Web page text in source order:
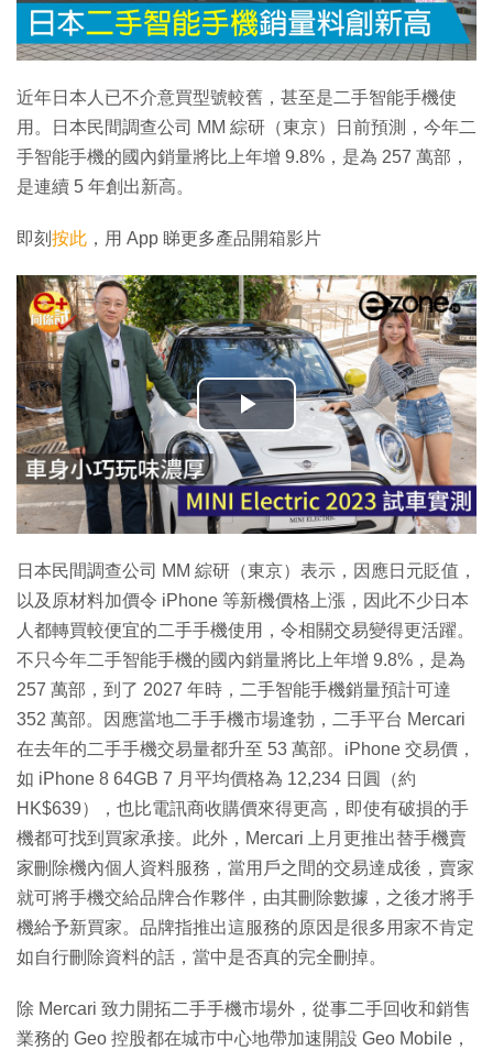
近年日本人已不介意買型號較舊，甚至是二手智能手機使
用。日本民間調查公司 MM 綜研（東京）日前預測，今年二
手智能手機的國內銷量將比上年增 9.8%，是為 257 萬部，
是連續 5 年創出新高。
即刻 按此 ，用 App 睇更多產品開箱影片
播
放
影
片
日本民間調查公司 MM 綜研（東京）表示，因應日元貶值，
以及原材料加價令 iPhone 等新機價格上漲，因此不少日本
人都轉買較便宜的二手手機使用，令相關交易變得更活躍。
不只今年二手智能手機的國內銷量將比上年增 9.8%，是為
257 萬部，到了 2027 年時，二手智能手機銷量預計可達
352 萬部。因應當地二手手機市場逢勃，二手平台 Mercari
在去年的二手手機交易量都升至 53 萬部。iPhone 交易價，
如 iPhone 8 64GB 7 月平均價格為 12,234 日圓（約
HK$639），也比電訊商收購價來得更高，即使有破損的手
機都可找到買家承接。此外，Mercari 上月更推出替手機賣
家刪除機內個人資料服務，當用戶之間的交易達成後，賣家
就可將手機交給品牌合作夥伴，由其刪除數據，之後才將手
機給予新買家。品牌指推出這服務的原因是很多用家不肯定
如自行刪除資料的話，當中是否真的完全刪掉。
除 Mercari 致力開拓二手手機市場外，從事二手回收和銷售
業務的 Geo 控股都在城市中心地帶加速開設 Geo Mobile，